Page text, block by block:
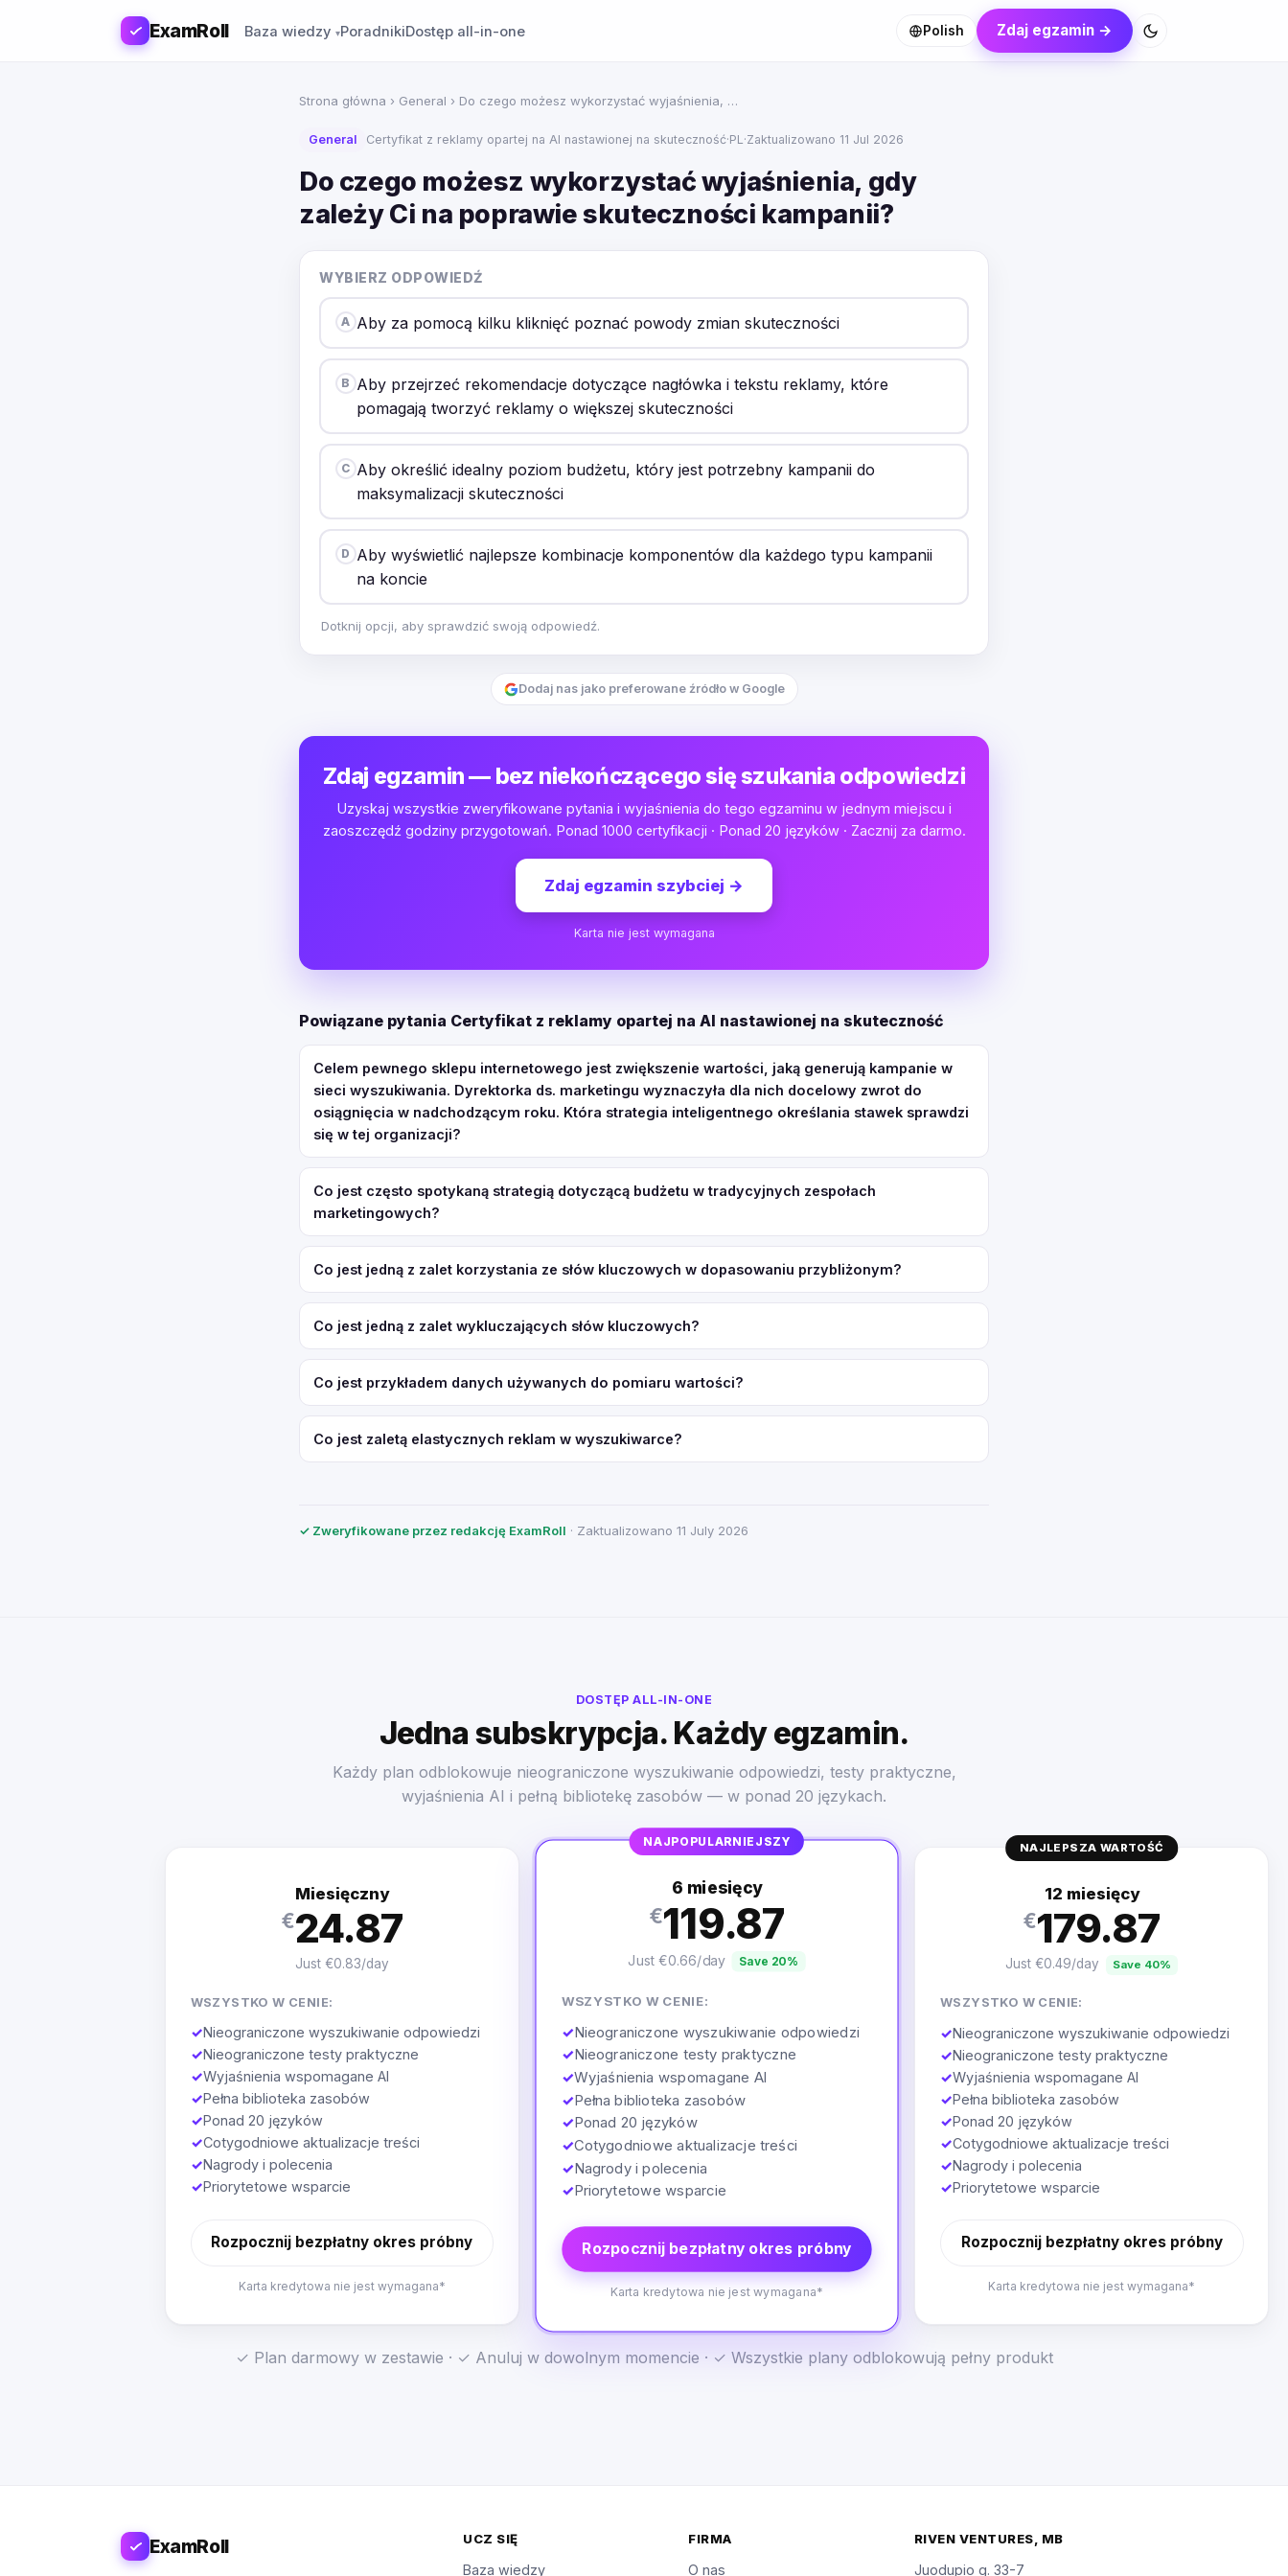
ExamRoll Baza wiedzy PoradnikiDostęp all-in-one Polish Zdaj egzamin →
Strona główna › General › Do czego możesz wykorzystać wyjaśnienia, …
General Certyfikat z reklamy opartej na AI nastawionej na skuteczność·PL·Zaktualizowano 11 Jul 2026
Do czego możesz wykorzystać wyjaśnienia, gdy
zależy Ci na poprawie skuteczności kampanii?
WYBIERZ ODPOWIEDŹ
A Aby za pomocą kilku kliknięć poznać powody zmian skuteczności
B Aby przejrzeć rekomendacje dotyczące nagłówka i tekstu reklamy, które
pomagają tworzyć reklamy o większej skuteczności
C Aby określić idealny poziom budżetu, który jest potrzebny kampanii do
maksymalizacji skuteczności
D Aby wyświetlić najlepsze kombinacje komponentów dla każdego typu kampanii
na koncie
Dotknij opcji, aby sprawdzić swoją odpowiedź.
Dodaj nas jako preferowane źródło w Google
Zdaj egzamin — bez niekończącego się szukania odpowiedzi
Uzyskaj wszystkie zweryfikowane pytania i wyjaśnienia do tego egzaminu w jednym miejscu i
zaoszczędź godziny przygotowań. Ponad 1000 certyfikacji · Ponad 20 języków · Zacznij za darmo.
Zdaj egzamin szybciej →
Karta nie jest wymagana
Powiązane pytania Certyfikat z reklamy opartej na AI nastawionej na skuteczność
Celem pewnego sklepu internetowego jest zwiększenie wartości, jaką generują kampanie w
sieci wyszukiwania. Dyrektorka ds. marketingu wyznaczyła dla nich docelowy zwrot do
osiągnięcia w nadchodzącym roku. Która strategia inteligentnego określania stawek sprawdzi
się w tej organizacji?
Co jest często spotykaną strategią dotyczącą budżetu w tradycyjnych zespołach
marketingowych?
Co jest jedną z zalet korzystania ze słów kluczowych w dopasowaniu przybliżonym?
Co jest jedną z zalet wykluczających słów kluczowych?
Co jest przykładem danych używanych do pomiaru wartości?
Co jest zaletą elastycznych reklam w wyszukiwarce?
✓ Zweryfikowane przez redakcję ExamRoll · Zaktualizowano 11 July 2026
DOSTĘP ALL-IN-ONE
Jedna subskrypcja. Każdy egzamin.
Każdy plan odblokowuje nieograniczone wyszukiwanie odpowiedzi, testy praktyczne,
wyjaśnienia AI i pełną bibliotekę zasobów — w ponad 20 językach.
Miesięczny
€24.87
Just €0.83/day
WSZYSTKO W CENIE:
✓Nieograniczone wyszukiwanie odpowiedzi
✓Nieograniczone testy praktyczne
✓Wyjaśnienia wspomagane AI
✓Pełna biblioteka zasobów
✓Ponad 20 języków
✓Cotygodniowe aktualizacje treści
✓Nagrody i polecenia
✓Priorytetowe wsparcie
Rozpocznij bezpłatny okres próbny
Karta kredytowa nie jest wymagana*
NAJPOPULARNIEJSZY
6 miesięcy
€119.87
Just €0.66/day Save 20%
WSZYSTKO W CENIE:
✓Nieograniczone wyszukiwanie odpowiedzi
✓Nieograniczone testy praktyczne
✓Wyjaśnienia wspomagane AI
✓Pełna biblioteka zasobów
✓Ponad 20 języków
✓Cotygodniowe aktualizacje treści
✓Nagrody i polecenia
✓Priorytetowe wsparcie
Rozpocznij bezpłatny okres próbny
Karta kredytowa nie jest wymagana*
NAJLEPSZA WARTOŚĆ
12 miesięcy
€179.87
Just €0.49/day Save 40%
WSZYSTKO W CENIE:
✓Nieograniczone wyszukiwanie odpowiedzi
✓Nieograniczone testy praktyczne
✓Wyjaśnienia wspomagane AI
✓Pełna biblioteka zasobów
✓Ponad 20 języków
✓Cotygodniowe aktualizacje treści
✓Nagrody i polecenia
✓Priorytetowe wsparcie
Rozpocznij bezpłatny okres próbny
Karta kredytowa nie jest wymagana*
✓ Plan darmowy w zestawie · ✓ Anuluj w dowolnym momencie · ✓ Wszystkie plany odblokowują pełny produkt
ExamRoll UCZ SIĘ
Baza wiedzy
FIRMA
O nas
RIVEN VENTURES, MB
Juodupio g. 33-7